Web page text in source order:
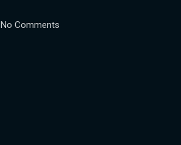
No Comments